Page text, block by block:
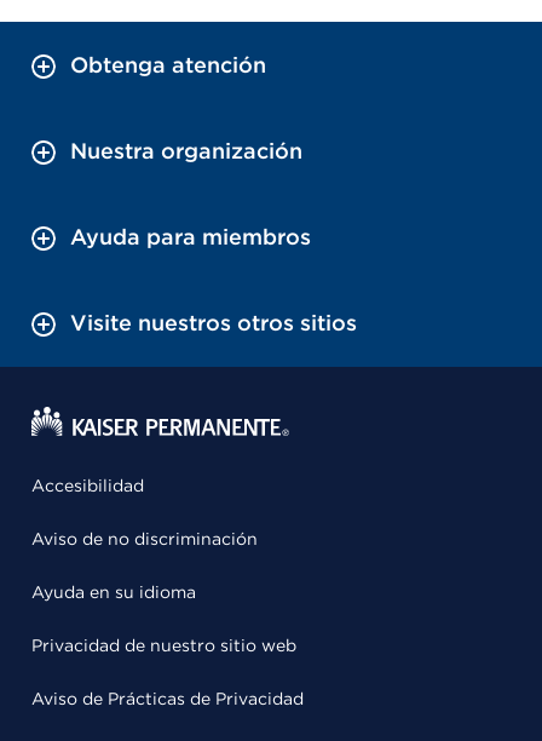
Obtenga atención
Nuestra organización
Ayuda para miembros
Visite nuestros otros sitios
Accesibilidad
Aviso de no discriminación
Ayuda en su idioma
Privacidad de nuestro sitio web
Aviso de Prácticas de Privacidad